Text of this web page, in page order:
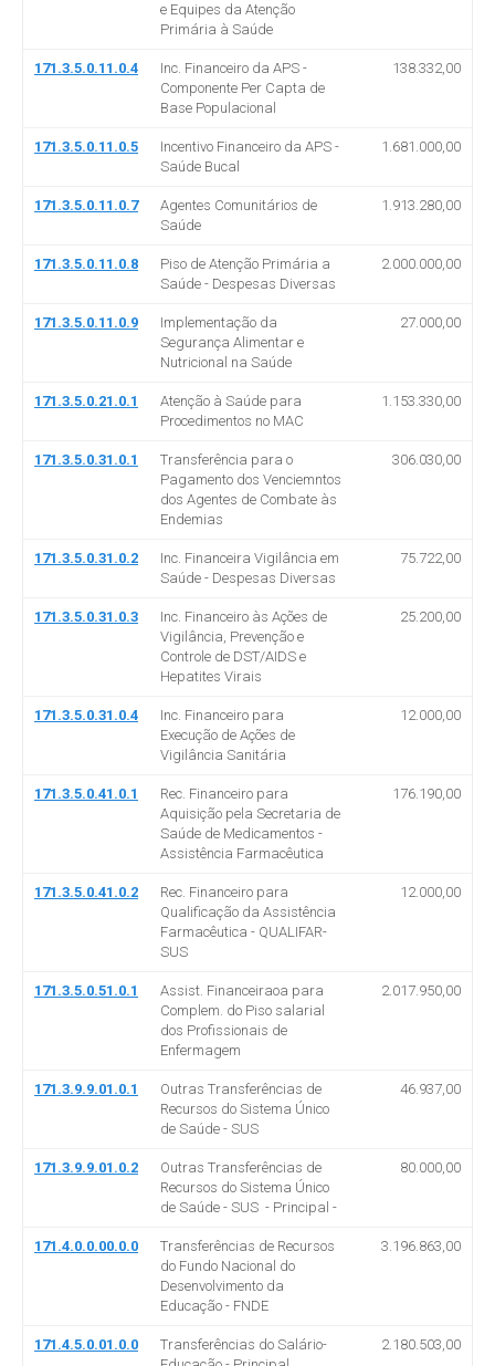
e Equipes da Atenção
Primária à Saúde
171.3.5.0.11.0.4
Inc. Financeiro da APS -
Componente Per Capta de
Base Populacional
138.332,00
171.3.5.0.11.0.5
Incentivo Financeiro da APS -
Saúde Bucal
1.681.000,00
171.3.5.0.11.0.7
Agentes Comunitários de
Saúde
1.913.280,00
171.3.5.0.11.0.8
Piso de Atenção Primária a
Saúde - Despesas Diversas
2.000.000,00
171.3.5.0.11.0.9
Implementação da
Segurança Alimentar e
Nutricional na Saúde
27.000,00
171.3.5.0.21.0.1
Atenção à Saúde para
Procedimentos no MAC
1.153.330,00
171.3.5.0.31.0.1
Transferência para o
Pagamento dos Venciemntos
dos Agentes de Combate às
Endemias
306.030,00
171.3.5.0.31.0.2
Inc. Financeira Vigilância em
Saúde - Despesas Diversas
75.722,00
171.3.5.0.31.0.3
Inc. Financeiro às Ações de
Vigilância, Prevenção e
Controle de DST/AIDS e
Hepatites Virais
25.200,00
171.3.5.0.31.0.4
Inc. Financeiro para
Execução de Ações de
Vigilância Sanitária
12.000,00
171.3.5.0.41.0.1
Rec. Financeiro para
Aquisição pela Secretaria de
Saúde de Medicamentos -
Assistência Farmacêutica
176.190,00
171.3.5.0.41.0.2
Rec. Financeiro para
Qualificação da Assistência
Farmacêutica - QUALIFAR-
SUS
12.000,00
171.3.5.0.51.0.1
Assist. Financeiraoa para
Complem. do Piso salarial
dos Profissionais de
Enfermagem
2.017.950,00
171.3.9.9.01.0.1
Outras Transferências de
Recursos do Sistema Único
de Saúde - SUS
46.937,00
171.3.9.9.01.0.2
Outras Transferências de
Recursos do Sistema Único
de Saúde - SUS - Principal -
80.000,00
171.4.0.0.00.0.0
Transferências de Recursos
do Fundo Nacional do
Desenvolvimento da
Educação - FNDE
3.196.863,00
171.4.5.0.01.0.0
Transferências do Salário-
2.180.503,00